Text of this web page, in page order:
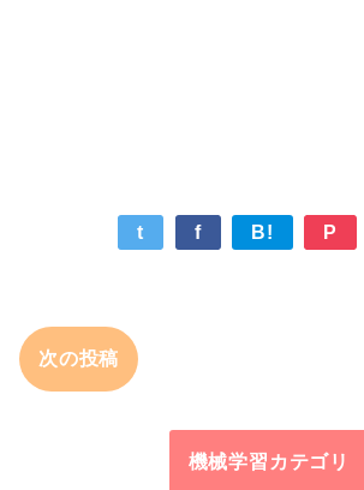
t f B! P
次の投稿
機械学習カテゴリ